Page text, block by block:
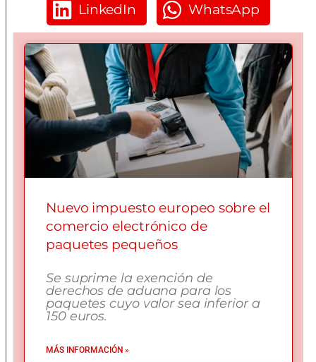
LinkedIn WhatsApp
Nuevo impuesto europeo sobre el
comercio electrónico de
paquetes pequeños
Se suprime la exención de
derechos de aduana para los
paquetes cuyo valor sea inferior a
150 euros.
MÁS INFORMACIÓN »